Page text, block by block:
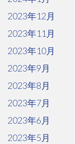
2023年12月
2023年11月
2023年10月
2023年9月
2023年8月
2023年7月
2023年6月
2023年5月